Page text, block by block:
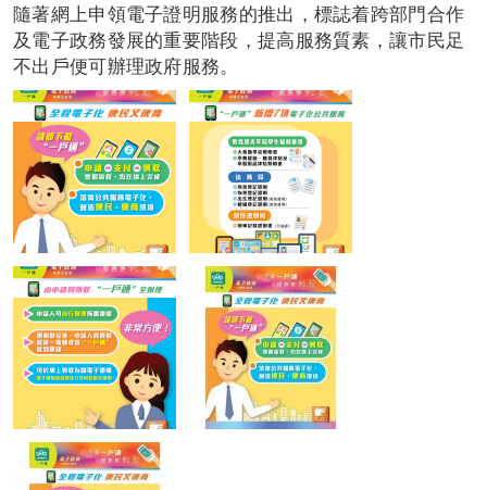
隨著網上申領電子證明服務的推出，標誌着跨部門合作
及電子政務發展的重要階段，提高服務質素，讓市民足
不出戶便可辦理政府服務。